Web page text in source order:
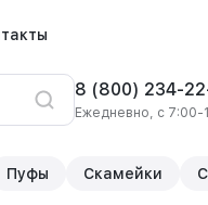
8 (800) 234-
Ежедневно, с
Пуфы Скамейки